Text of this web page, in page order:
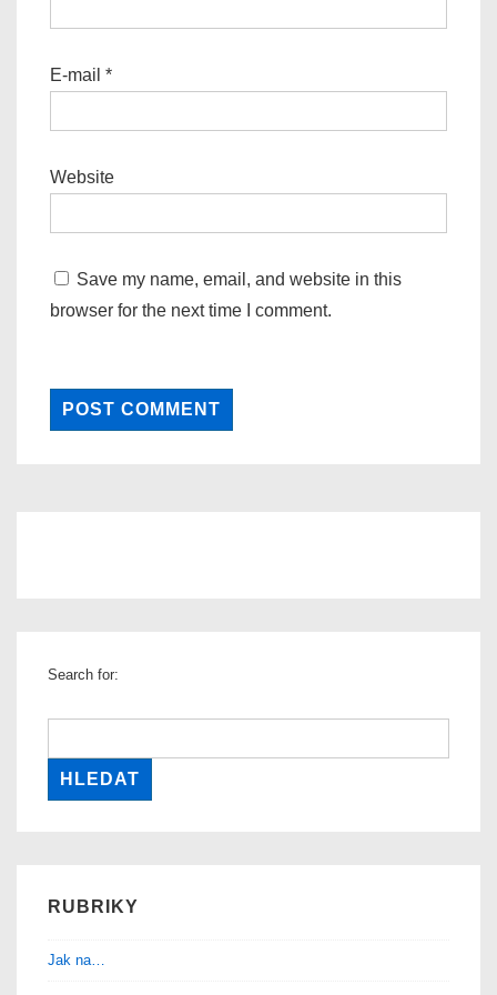
E-mail *
Website
Save my name, email, and website in this
browser for the next time I comment.
Search for:
RUBRIKY
Jak na…